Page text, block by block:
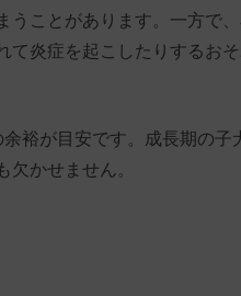
ことがあります。一方で
炎症を起こしたりするおそ
裕が目安です。成長期の子
かせません。